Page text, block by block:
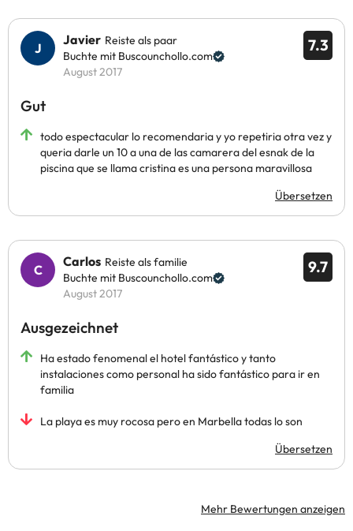
7.3
Javier Reiste als paar
Buchte mit Buscounchollo.com
August 2017
Gut
todo espectacular lo recomendaria y yo repetiria otra vez y
queria darle un 10 a una de las camarera del esnak de la
piscina que se llama cristina es una persona maravillosa
Übersetzen
9.7
Carlos Reiste als familie
Buchte mit Buscounchollo.com
August 2017
Ausgezeichnet
Ha estado fenomenal el hotel fantástico y tanto
instalaciones como personal ha sido fantástico para ir en
familia
La playa es muy rocosa pero en Marbella todas lo son
Übersetzen
Mehr Bewertungen anzeigen